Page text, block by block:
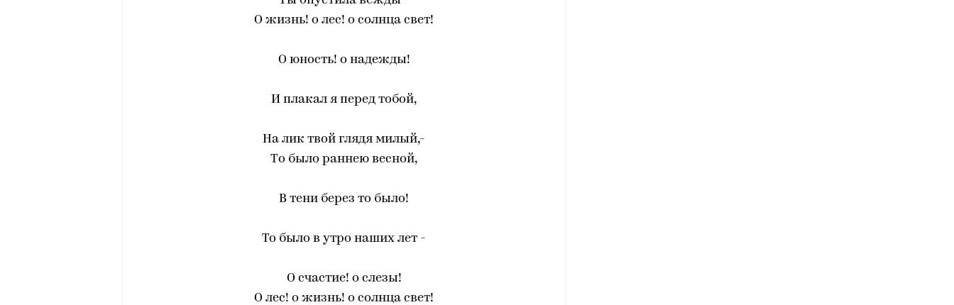
О жизнь! о лес! о солнца свет!
О юность! о надежды!
И плакал я перед тобой,
На лик твой глядя милый,-
Tо было раннею весной,
В тени берез то было!
То было в утро наших лет -
О счастие! о слезы!
О лес! о жизнь! о солнца свет!